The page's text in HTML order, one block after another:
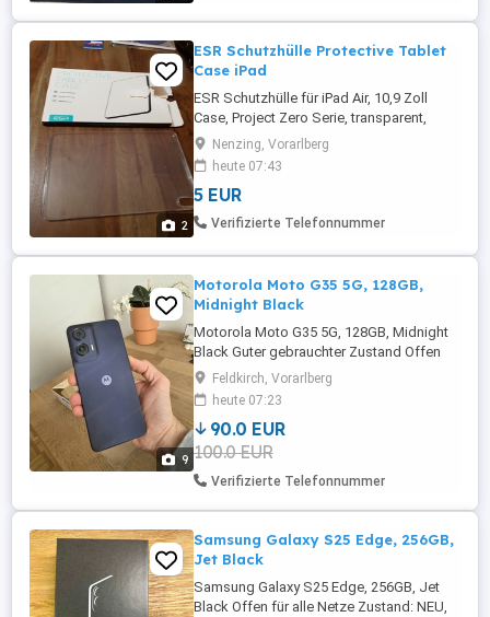
2
ESR Schutzhülle Protective Tablet
Case iPad
ESR Schutzhülle für iPad Air, 10,9 Zoll
Case, Project Zero Serie, transparent,
durchsichtig
Nenzing, Vorarlberg
heute 07:43
5 EUR
Verifizierte Telefonnummer
9
Motorola Moto G35 5G, 128GB,
Midnight Black
Motorola Moto G35 5G, 128GB, Midnight
Black Guter gebrauchter Zustand Offen
für alle Netze Rechnung ist vorhanden -
Garantie bis 04.11.2027
Originalverpackung, 1x Hülle sowie
unbenutztes Ladekabel vorhanden
Feldkirch, Vorarlberg
heute 07:23
90.0 EUR
100.0 EUR
Verifizierte Telefonnummer
Samsung Galaxy S25 Edge, 256GB,
Jet Black
Samsung Galaxy S25 Edge, 256GB, Jet
Black Offen für alle Netze Zustand: NEU,